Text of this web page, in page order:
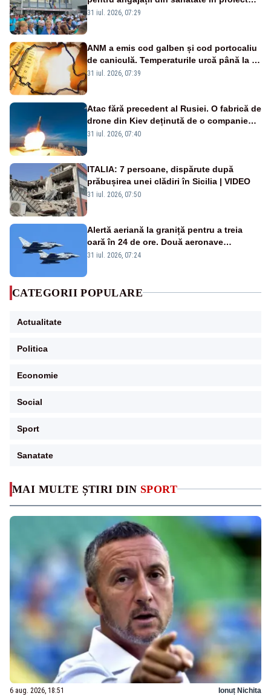
MAI MULTE ȘTIRI DIN SPORT
6 aug. 2026, 18:51 Ionuț Nichita
Legii salarizării
31 iul. 2026, 07:29
ANM a emis cod galben și cod portocaliu
de caniculă. Temperaturile urcă până la 38
de grade, iar nopțile devin tropicale
31 iul. 2026, 07:39
Atac fără precedent al Rusiei. O fabrică de
drone din Kiev deținută de o companie
americană, distrusă de o rachetă
31 iul. 2026, 07:40
ITALIA: 7 persoane, dispărute după
prăbușirea unei clădiri în Sicilia | VIDEO
31 iul. 2026, 07:50
Alertă aeriană la graniță pentru a treia
oară în 24 de ore. Două aeronave
Eurofighter britanice au fost ridicate de la
31 iul. 2026, 07:24
CATEGORII POPULARE
Actualitate
Politica
Economie
Social
Sport
Sanatate